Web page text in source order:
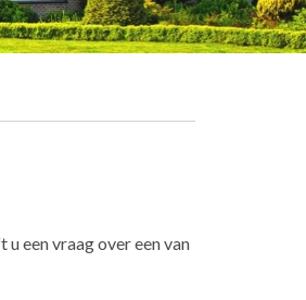
een vraag over een van